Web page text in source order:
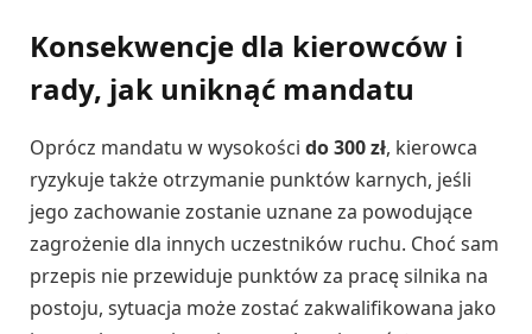
Konsekwencje dla kierowców i
rady, jak uniknąć mandatu
Oprócz mandatu w wysokości do 300 zł, kierowca
ryzykuje także otrzymanie punktów karnych, jeśli
jego zachowanie zostanie uznane za powodujące
zagrożenie dla innych uczestników ruchu. Choć sam
przepis nie przewiduje punktów za pracę silnika na
postoju, sytuacja może zostać zakwalifikowana jako